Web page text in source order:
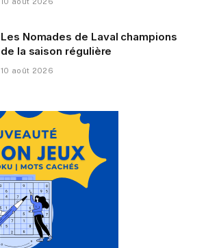
Les Nomades de Laval champions
de la saison régulière
10 août 2026